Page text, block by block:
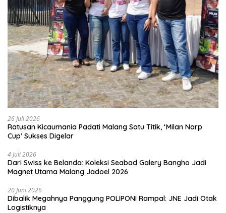
26 Juli 2026
Ratusan Kicaumania Padati Malang Satu Titik, ‘Milan Narp
Cup’ Sukses Digelar
4 Juli 2026
Dari Swiss ke Belanda: Koleksi Seabad Galery Bangho Jadi
Magnet Utama Malang Jadoel 2026
20 Juni 2026
Dibalik Megahnya Panggung POLIPONI Rampal: JNE Jadi Otak
Logistiknya